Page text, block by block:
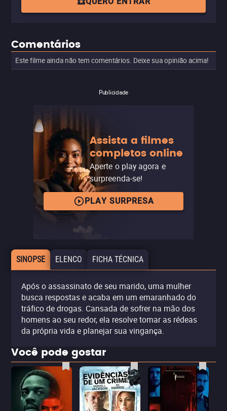
Comentários
Este filme ainda não tem comentários. Deixe sua opinião acima!
Publicidade
Assista a filmes
completos online
Aperte o play agora e
surpreenda-se!
PLAY SURPRESA
SINOPSE ELENCO FICHA TÉCNICA
Após o assassinato de seu marido, uma mulher
busca respostas e acaba em um emaranhado do
tráfico de drogas. Cansada de sofrer na mão dos
homens ao seu redor, ela resolve tomar as rédeas
da própria vida e planejar sua vingança.
Você pode gostar